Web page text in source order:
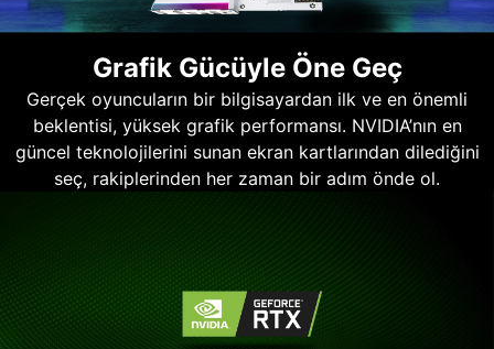
Grafik Gücüyle Öne Geç
Gerçek oyuncuların bir bilgisayardan ilk ve en önemli
beklentisi, yüksek grafik performansı. NVIDIA’nın en
güncel teknolojilerini sunan ekran kartlarından dilediğini
seç, rakiplerinden her zaman bir adım önde ol.